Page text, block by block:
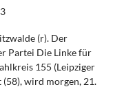
(r). Der
Partei Die Linke für
155 (Leipziger
(58), wird morgen, 21.